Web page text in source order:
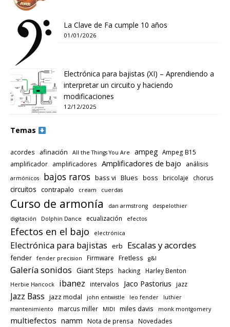
La Clave de Fa cumple 10 años
01/01/2026
Electrónica para bajistas (XI) – Aprendiendo a
interpretar un circuito y haciendo
modificaciones
12/12/2025
Temas
acordes afinación All the Things You Are ampeg Ampeg B15
amplificador
amplificadores Amplificadores de bajo análisis
armónicos bajos raros bass vi Blues boss bricolaje chorus
circuitos contrapalo cream cuerdas
Curso de armonía dan armstrong
despelothier
digitación
Dolphin Dance ecualización efectos
Efectos en el bajo electrónica
Electrónica para bajistas erb Escalas y acordes
fender fender precision Firmware Fretless g&l
Galería sonidos Giant Steps hacking Harley Benton
Herbie Hancock ibanez intervalos Jaco Pastorius jazz
Jazz Bass jazz modal john entwistle leo fender
luthier
mantenimiento
marcus miller MIDI miles davis monk montgomery
multiefectos namm Nota de prensa Novedades